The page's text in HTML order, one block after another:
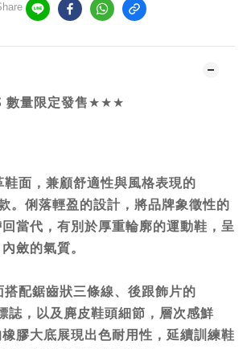
量限定發售★★★
鞋面，兼顧舒適性與風格表現的
。 俐落輕盈的設計，將品牌象徵性的
當代， 有別於厚重輪廓的運動鞋，呈
斂的氣質。
搭配鋸齒狀三條線、後跟飾片的
誌，以及麂皮鞋頭細節，層次感鮮
膠大底展現出色耐用性，延續訓練鞋